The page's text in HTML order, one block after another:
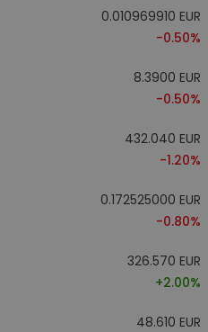
0.010969910 EUR
-0.50%
8.3900 EUR
-0.50%
432.040 EUR
-1.20%
0.172525000 EUR
-0.80%
326.570 EUR
+2.00%
48.610 EUR